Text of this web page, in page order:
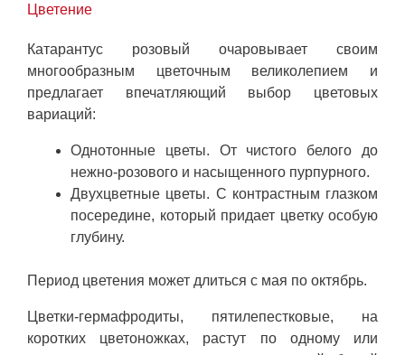
Цветение
Катарантус розовый очаровывает своим
многообразным цветочным великолепием и
предлагает впечатляющий выбор цветовых
вариаций:
Однотонные цветы. От чистого белого до
нежно-розового и насыщенного пурпурного.
Двухцветные цветы. С контрастным глазком
посередине, который придает цветку особую
глубину.
Период цветения может длиться с мая по октябрь.
Цветки-гермафродиты, пятилепестковые, на
коротких цветоножках, растут по одному или